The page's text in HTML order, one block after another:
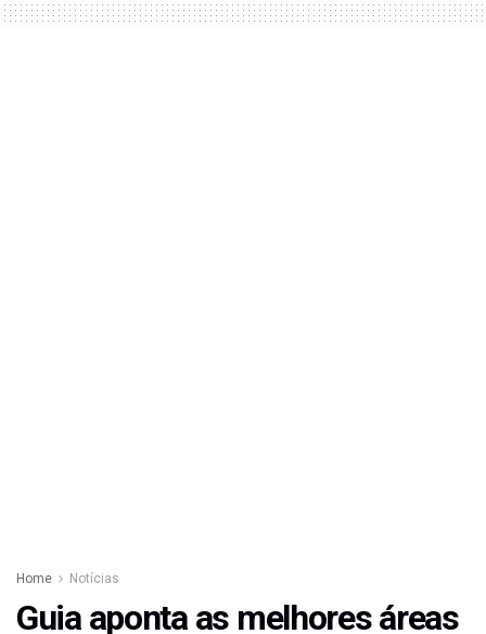
Home Notícias
Guia aponta as melhores áreas